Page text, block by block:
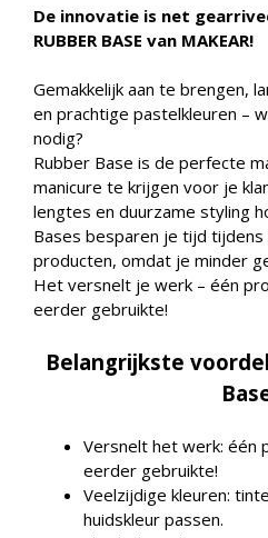
De innovatie is net
RUBBER BASE van MAKEAR!
Gemakkelijk aan te brengen,
en prachtige pastelkleuren –
nodig?
Rubber Base is de perfecte
manicure te krijgen voor je
lengtes en duurzame styling
Bases besparen je tijd
producten, omdat je minder
Het versnelt je werk – één
eerder gebruikte!
Belangrijkste
⁠Versnelt het werk: één
eerder gebruikte!
Veelzijdige kleuren:
huidskleur passen.